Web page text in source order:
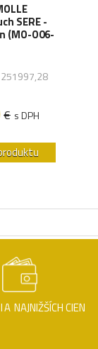
SERE -
(MO-O06-
€ s DPH
NAJNIŽŠÍCH CIEN